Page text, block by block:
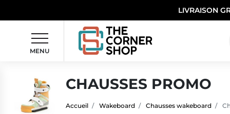
LIVRAISON
MENU
CHAUSSES PROMO
Accueil Wakeboard Chausses wakeboard